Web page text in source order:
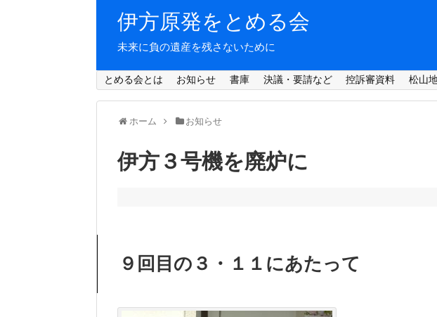
伊方原発をとめる会
未来に負の遺産を残さないために
とめる会とは お知らせ 書庫 決議・要請など 控訴審資料 松山
ホーム お知らせ
伊方３号機を廃炉に
９回目の３・１１にあたって